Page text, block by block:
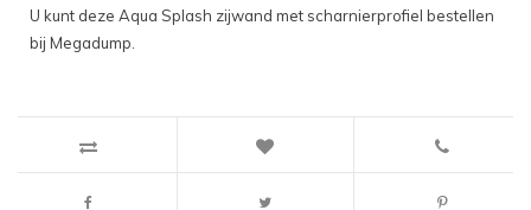
U kunt deze Aqua Splash zijwand met scharnierprofiel bestellen
bij Megadump.